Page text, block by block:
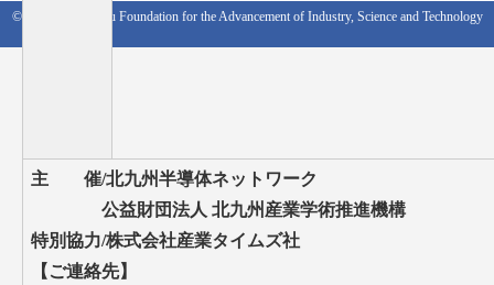
主 催/北九州半導体ネットワーク
公益財団法人 北九州産業学術推進機構
特別協力/株式会社産業タイムズ社
【ご連絡先】
© 2018 Kitakyushu Foundation for the Advancement of Industry, Science and Technology